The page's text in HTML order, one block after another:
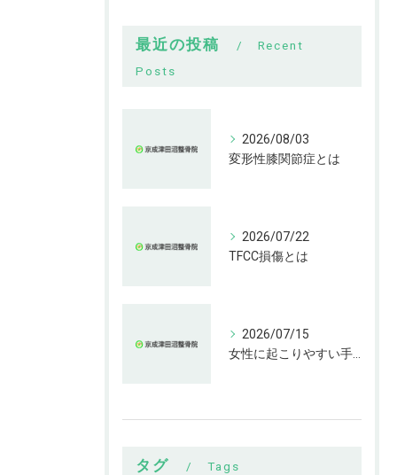
最近の投稿
Recent
Posts
2026/08/03
変形性膝関節症とは
2026/07/22
TFCC損傷とは
2026/07/15
タグ Tags